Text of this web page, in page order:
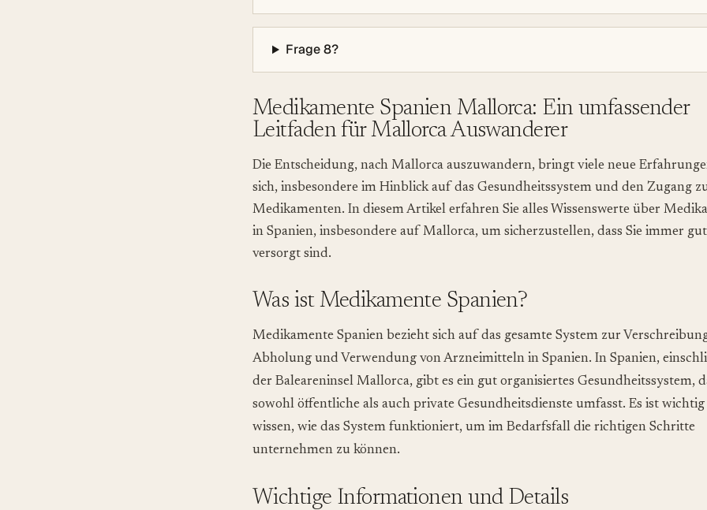
Frage 8?
Medikamente Spanien Mallorca: Ein umfassender
Leitfaden für Mallorca Auswanderer
Die Entscheidung, nach Mallorca auszuwandern, bringt viele neue
sich, insbesondere im Hinblick auf das Gesundheitssystem und den Zugang
Medikamenten. In diesem Artikel erfahren Sie alles Wissenswerte über
in Spanien, insbesondere auf Mallorca, um sicherzustellen, dass Sie immer gut
versorgt sind.
Was ist Medikamente Spanien?
Medikamente Spanien bezieht sich auf das gesamte System zur
Abholung und Verwendung von Arzneimitteln in Spanien. In Spanien,
der Baleareninsel Mallorca, gibt es ein gut organisiertes Gesundheitssystem,
sowohl öffentliche als auch private Gesundheitsdienste umfasst. Es ist wichtig
wissen, wie das System funktioniert, um im Bedarfsfall die richtigen Schritte
unternehmen zu können.
Wichtige Informationen und Details